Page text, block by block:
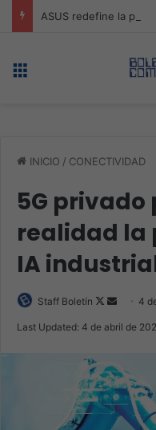
INICIO / CONECTIVIDAD
5G privado
realidad la
IA
Staff Boletín
Follow
Send 4
Last Updated: 4 de abril de